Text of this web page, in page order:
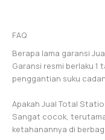
FAQ
Berapa lama garansi
Garansi resmi berlaku 1
penggantian suku
Apakah Jual Total
Sangat cocok,
ketahanannya di